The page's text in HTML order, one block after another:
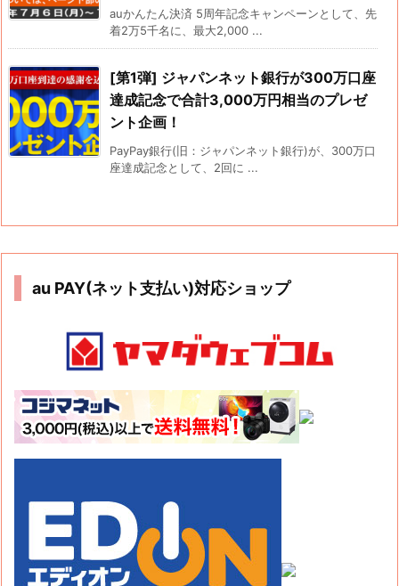
auかんたん決済 5周年記念キャンペーンとして、先
着2万5千名に、最大2,000 ...
[第1弾] ジャパンネット銀行が300万口座
達成記念で合計3,000万円相当のプレゼ
ント企画！
PayPay銀行(旧：ジャパンネット銀行)が、300万口
座達成記念として、2回に ...
au PAY(ネット支払い)対応ショップ